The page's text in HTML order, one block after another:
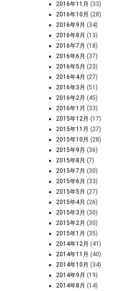
2016年11月 (33)
2016年10月 (28)
2016年9月 (34)
2016年8月 (13)
2016年7月 (18)
2016年6月 (37)
2016年5月 (23)
2016年4月 (27)
2016年3月 (51)
2016年2月 (45)
2016年1月 (33)
2015年12月 (17)
2015年11月 (27)
2015年10月 (28)
2015年9月 (36)
2015年8月 (7)
2015年7月 (30)
2015年6月 (33)
2015年5月 (27)
2015年4月 (26)
2015年3月 (30)
2015年2月 (30)
2015年1月 (35)
2014年12月 (41)
2014年11月 (40)
2014年10月 (34)
2014年9月 (19)
2014年8月 (14)